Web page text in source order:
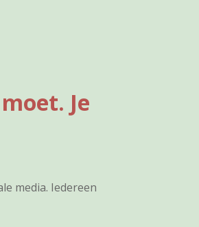
Je
media. Iedereen